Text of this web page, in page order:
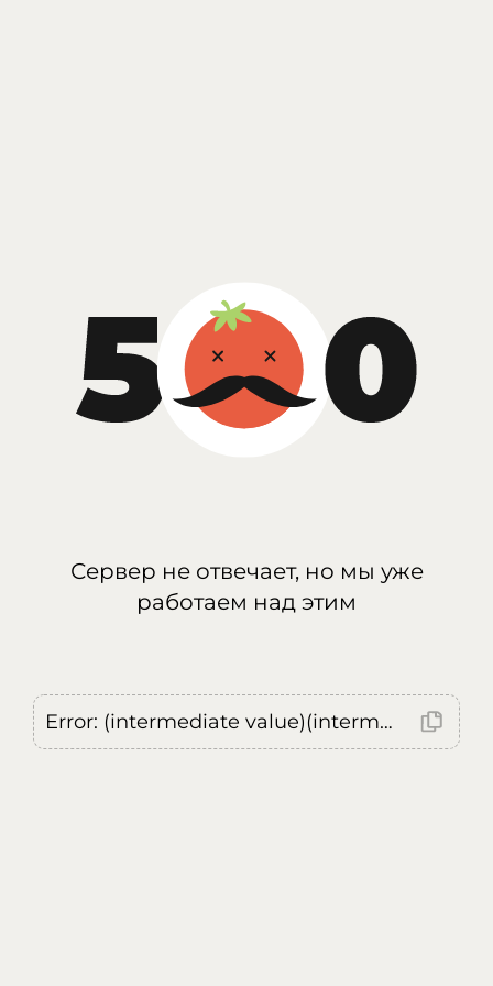
Сервер не отвечает, но мы уже
работаем над этим
Error: (intermediate value)(intermediate value)(intermediate value).replaceAll is not a function